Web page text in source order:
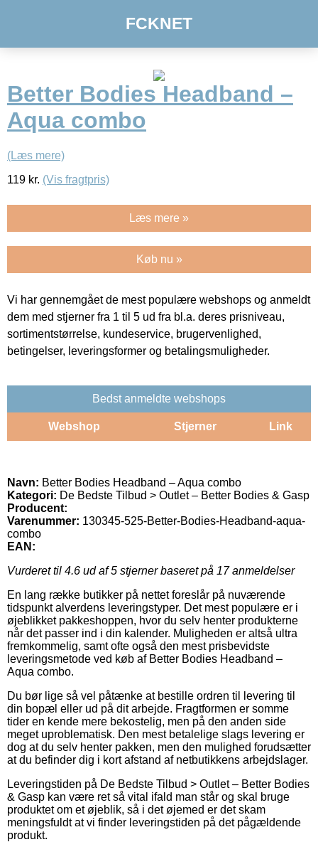
FCKNET
Better Bodies Headband –
Aqua combo
(Læs mere)
119 kr. (Vis fragtpris)
Læs mere »
Køb nu »
Vi har gennemgået de mest populære webshops og anmeldt
dem med stjerner fra 1 til 5 ud fra bl.a. deres prisniveau,
sortimentstørrelse, kundeservice, brugervenlighed,
betingelser, leveringsformer og betalingsmuligheder.
Bedst anmeldte webshops
Webshop Stjerner Link
Navn: Better Bodies Headband – Aqua combo
Kategori: De Bedste Tilbud > Outlet – Better Bodies & Gasp
Producent:
Varenummer: 130345-525-Better-Bodies-Headband-aqua-
combo
EAN:
Vurderet til 4.6 ud af 5 stjerner baseret på 17anmeldelser
En lang række butikker på nettet foreslår på nuværende
tidspunkt alverdens leveringstyper. Det mest populære er i
øjeblikket pakkeshoppen, hvor du selv henter produkterne
når det passer ind i din kalender. Muligheden er altså ultra
fremkommelig, samt ofte også den mest prisbevidste
leveringsmetode ved køb af Better Bodies Headband –
Aqua combo.
Du bør lige så vel påtænke at bestille ordren til levering til
din bopæl eller ud på dit arbejde. Fragtformen er somme
tider en kende mere bekostelig, men på den anden side
meget uproblematisk. Den mest betalelige slags levering er
dog at du selv henter pakken, men den mulighed forudsætter
at du befinder dig i kort afstand af netbutikkens arbejdslager.
Leveringstiden på De Bedste Tilbud > Outlet – Better Bodies
& Gasp kan være ret så vital ifald man står og skal bruge
produktet om et øjeblik, så i det øjemed er det skam
meningsfuldt at vi finder leveringstiden på det pågældende
produkt.